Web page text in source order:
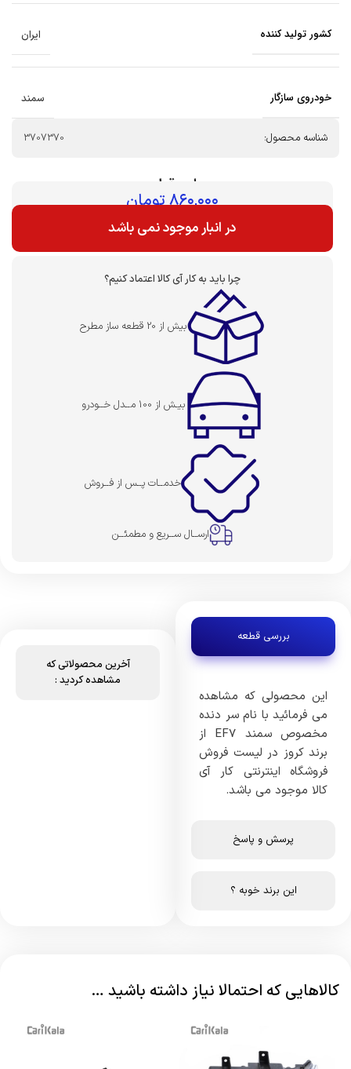
کشور تولید کننده ایران
خودروی سازگار سمند
شناسه محصول: 3707370
بهای قطعه :
۸۶۰,۰۰۰تومان
در انبار موجود نمی باشد
چرا باید به کار آی کالا اعتماد کنیم؟
بیش از 20 قطعه ساز مطرح
بیـش از 100 مــدل خــودرو
خدمــات پــس از فــروش
ارســال ســریع و مطمئــن
بررسی قطعه
پرسش و پاسخ
این برند خوبه ؟
این محصولی که مشاهده
می فرمائید با نام سر دنده
مخصوص سمند EF7 از
برند کروز در لیست فروش
فروشگاه اینترنتی کار آی
کالا موجود می باشد.
آخرین محصولاتی که
مشاهده کردید :
کالاهایی که احتمالا نیاز داشته باشید …